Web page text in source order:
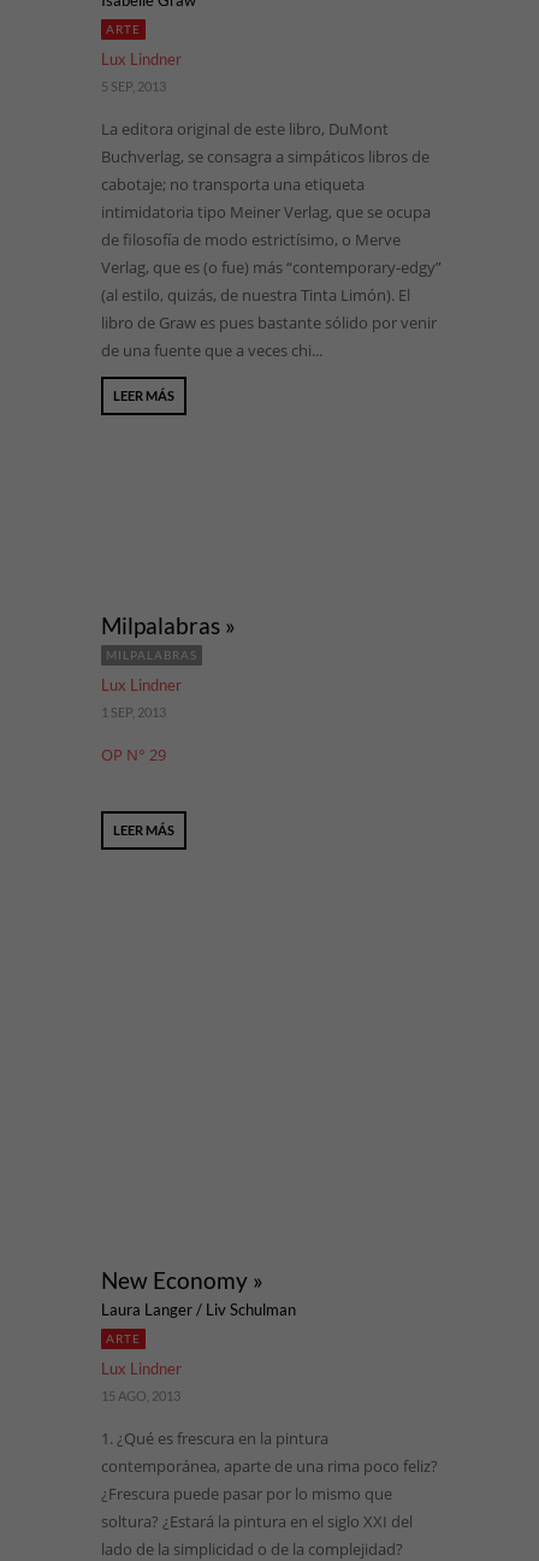
ARTE
Lux Lindner
5 SEP, 2013
La editora original de este libro, DuMont
Buchverlag, se consagra a simpáticos libros de
cabotaje; no transporta una etiqueta
intimidatoria tipo Meiner Verlag, que se ocupa
de filosofía de modo estrictísimo, o Merve
Verlag, que es (o fue) más “contemporary-edgy”
(al estilo, quizás, de nuestra Tinta Limón). El
libro de Graw es pues bastante sólido por venir
de una fuente que a veces chi...
LEER MÁS
Milpalabras »
MILPALABRAS
Lux Lindner
1 SEP, 2013
OP N° 29
LEER MÁS
New Economy »
Laura Langer / Liv Schulman
ARTE
Lux Lindner
15 AGO, 2013
1. ¿Qué es frescura en la pintura
contemporánea, aparte de una rima poco feliz?
¿Frescura puede pasar por lo mismo que
soltura? ¿Estará la pintura en el siglo XXI del
lado de la simplicidad o de la complejidad?